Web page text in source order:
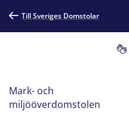
Till Sveriges Domstolar
Mark- och
miljööverdomstolen